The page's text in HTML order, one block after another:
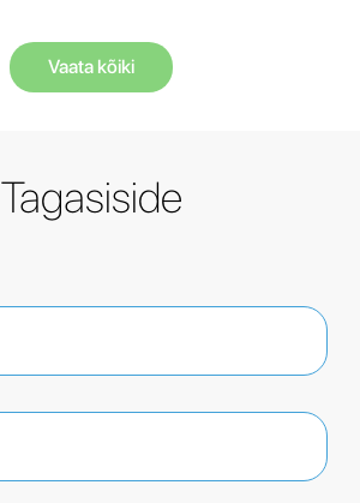
Vaata kõiki
Tagasiside